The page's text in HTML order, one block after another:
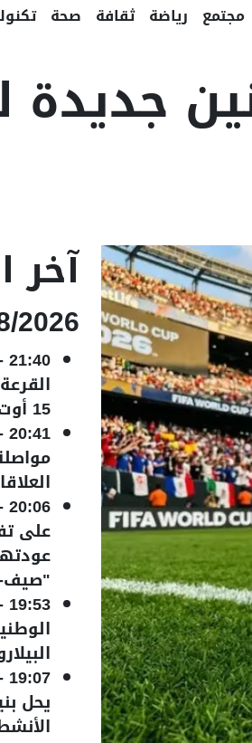
مجتمع رياضة ثقافة صحة
2026 - قوانين
آخر
2026
21:40
15 أوت
20:41
20:06
على
"صيف-
19:53
19:07
يحل